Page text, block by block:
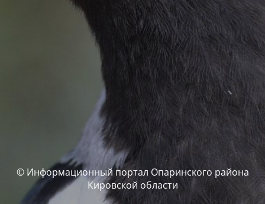
© Информационный портал Опаринского района
Кировской области